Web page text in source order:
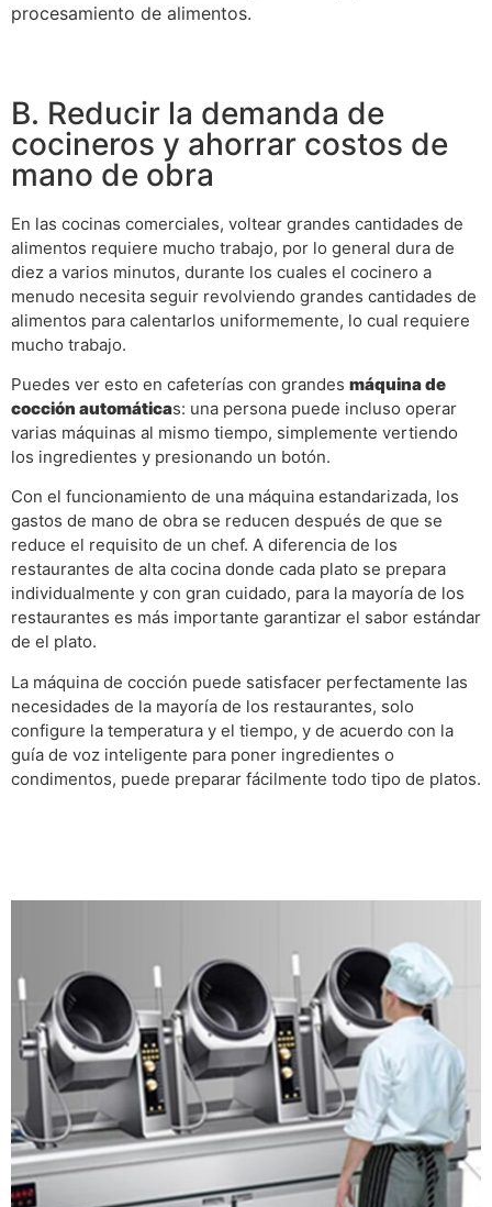
procesamiento de alimentos.
B. Reducir la demanda de
cocineros y ahorrar costos de
mano de obra
En las cocinas comerciales, voltear grandes cantidades de
alimentos requiere mucho trabajo, por lo general dura de
diez a varios minutos, durante los cuales el cocinero a
menudo necesita seguir revolviendo grandes cantidades de
alimentos para calentarlos uniformemente, lo cual requiere
mucho trabajo.
Puedes ver esto en cafeterías con grandes máquina de
cocción automáticas: una persona puede incluso operar
varias máquinas al mismo tiempo, simplemente vertiendo
los ingredientes y presionando un botón.
Con el funcionamiento de una máquina estandarizada, los
gastos de mano de obra se reducen después de que se
reduce el requisito de un chef. A diferencia de los
restaurantes de alta cocina donde cada plato se prepara
individualmente y con gran cuidado, para la mayoría de los
restaurantes es más importante garantizar el sabor estándar
de el plato.
La máquina de cocción puede satisfacer perfectamente las
necesidades de la mayoría de los restaurantes, solo
configure la temperatura y el tiempo, y de acuerdo con la
guía de voz inteligente para poner ingredientes o
condimentos, puede preparar fácilmente todo tipo de platos.